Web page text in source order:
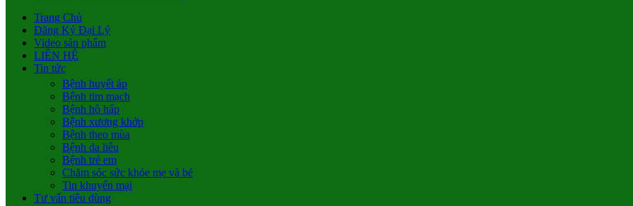
Trang Chủ
Đăng Ký Đại Lý
Video sản phẩm
LIÊN HỆ
Tin tức
Bệnh huyết áp
Bệnh tim mạch
Bệnh hô hấp
Bệnh xương khớp
Bệnh theo mùa
Bệnh da liễu
Bệnh trẻ em
Chăm sóc sức khỏe mẹ và bé
Tin khuyến mại
Tư vấn tiêu dùng